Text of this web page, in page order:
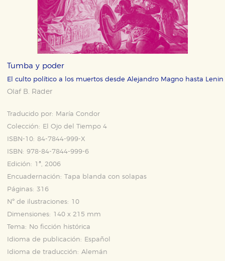
Tumba y poder
El culto político a los muertos desde Alejandro Magno hasta Lenin
Olaf B. Rader
Traducido por:
María Condor
Colección:
El Ojo del Tiempo 4
ISBN-10: 84-7844-999-X
ISBN: 978-84-7844-999-6
Edición: 1ª, 2006
Encuadernación: Tapa blanda con solapas
Páginas: 316
Nº de ilustraciones: 10
Dimensiones: 140 x 215 mm
Tema:
No ficción histórica
Idioma de publicación:
Español
Idioma de traducción: Alemán